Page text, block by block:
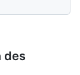
des